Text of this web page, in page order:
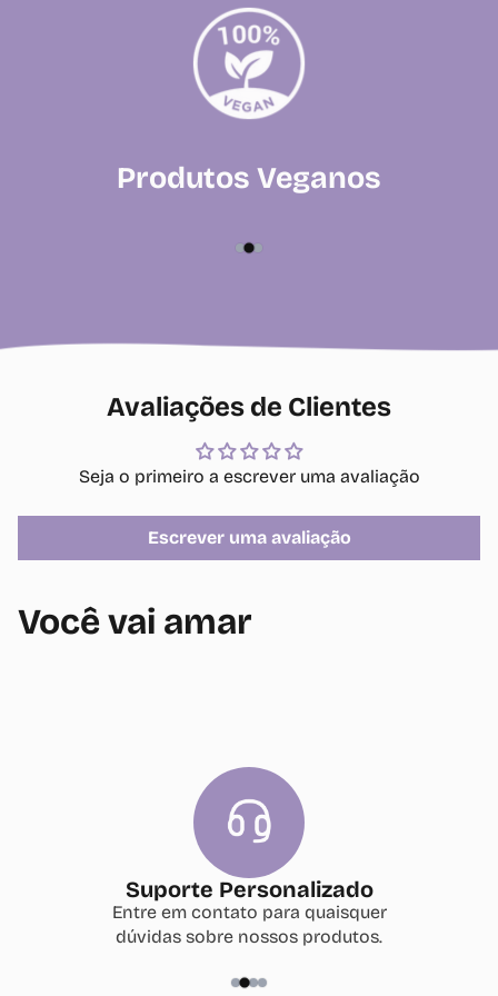
Produtos Veganos
Avaliações de Clientes
Seja o primeiro a escrever uma avaliação
Escrever uma avaliação
Você vai amar
Suporte Personalizado
Entre em contato para quaisquer
dúvidas sobre nossos produtos.